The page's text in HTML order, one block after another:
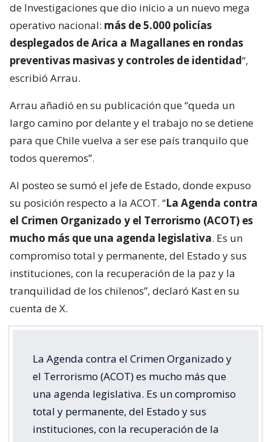
de Investigaciones que dio inicio a un nuevo mega
operativo nacional: más de 5.000 policías
desplegados de Arica a Magallanes en rondas
preventivas masivas y controles de identidad“,
escribió Arrau.
Arrau añadió en su publicación que “queda un
largo camino por delante y el trabajo no se detiene
para que Chile vuelva a ser ese país tranquilo que
todos queremos”.
Al posteo se sumó el jefe de Estado, donde expuso
su posición respecto a la ACOT. “La Agenda contra
el Crimen Organizado y el Terrorismo (ACOT) es
mucho más que una agenda legislativa. Es un
compromiso total y permanente, del Estado y sus
instituciones, con la recuperación de la paz y la
tranquilidad de los chilenos”, declaró Kast en su
cuenta de X.
La Agenda contra el Crimen Organizado y
el Terrorismo (ACOT) es mucho más que
una agenda legislativa. Es un compromiso
total y permanente, del Estado y sus
instituciones, con la recuperación de la